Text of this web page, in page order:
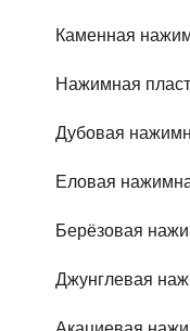
Каменная
Нажимная
Дубовая
Еловая
Берёзовая
Джунглевая